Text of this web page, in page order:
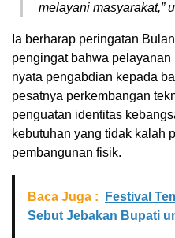
melayani masyarakat,”
Ia berharap peringatan
pengingat bahwa
nyata pengabdian kepada
pesatnya perkembangan
penguatan identitas
kebutuhan yang tidak kalah
pembangunan fisik.
Baca Juga :
Festival
Sebut Jebakan Bupati